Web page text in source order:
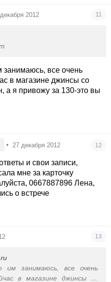
2012 11
все очень
в магазине джинсы со
а я привожу за 130-это вы
• 27 декабря 2012 12
и свои записи,
мне за карточку
0667887896 Лена,
о встрече
13
им занимаюсь, все очень
в магазине джинсы со